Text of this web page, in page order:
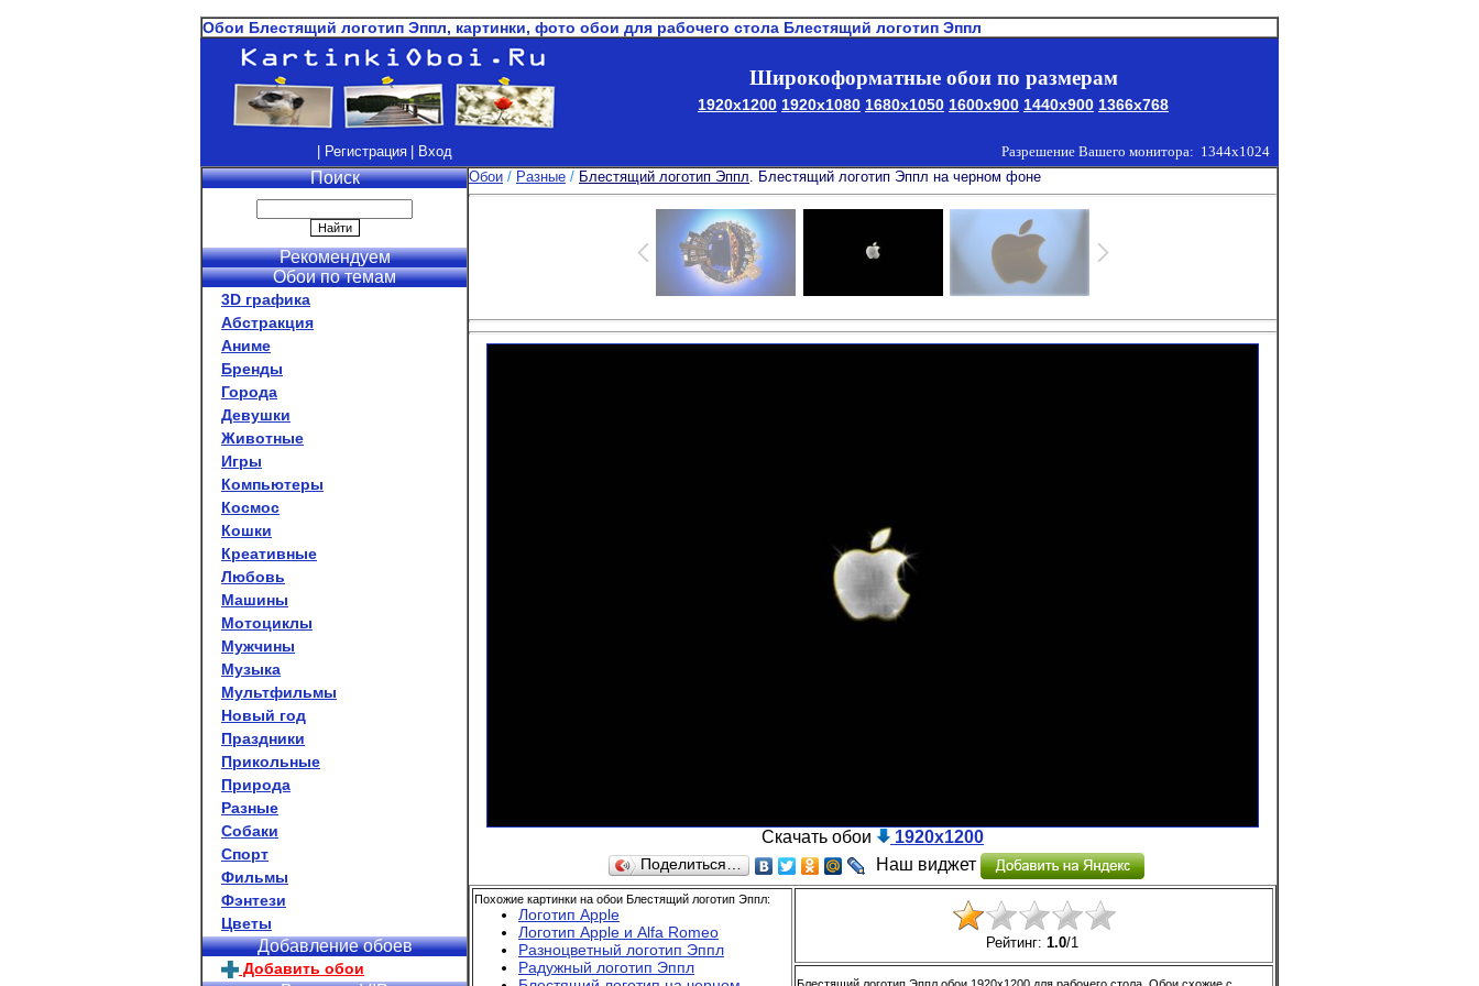
Обои Блестящий логотип Эппл, картинки, фото обои для рабочего стола Блестящий логотип Эппл
Широкоформатные обои по размерам
1920x1200 1920x1080 1680x1050 1600x900 1440x900 1366x768
| Регистрация | Вход Разрешение Вашего монитора: 1344x1024
Поиск
Рекомендуем
Обои по темам
3D графика
Абстракция
Аниме
Бренды
Города
Девушки
Животные
Игры
Компьютеры
Космос
Кошки
Креативные
Любовь
Машины
Мотоциклы
Мужчины
Музыка
Мультфильмы
Новый год
Праздники
Прикольные
Природа
Разные
Собаки
Спорт
Фильмы
Фэнтези
Цветы
Добавление обоев
Добавить обои
Обои / Разные / Блестящий логотип Эппл. Блестящий логотип Эппл на черном фоне
Скачать обои 1920x1200
Поделиться… Наш виджет
Похожие картинки на обои Блестящий логотип Эппл:
Логотип Apple
Логотип Apple и Alfa Romeo
Разноцветный логотип Эппл
Радужный логотип Эппл
Рейтинг: 1.0/1